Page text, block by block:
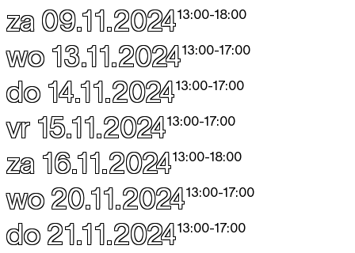
za 09.11.202413:00-18:00
wo 13.11.202413:00-17:00
do 14.11.202413:00-17:00
vr 15.11.202413:00-17:00
za 16.11.202413:00-18:00
wo 20.11.202413:00-17:00
do 21.11.202413:00-17:00